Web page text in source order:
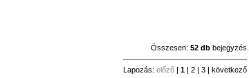
Összesen: 52 db bejegyzés.
Lapozás: előző | 1 | 2 | 3 | következő